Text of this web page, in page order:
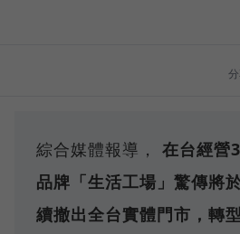
綜合媒體報導， 在台經營
品牌「生活工場」驚傳將
續撤出全台實體門市，轉